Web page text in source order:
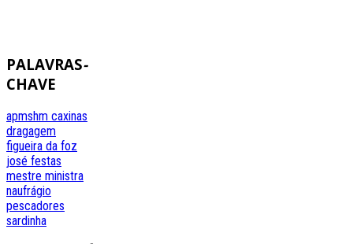
PALAVRAS-
CHAVE
apmshm caxinas
dragagem
figueira da foz
josé festas
mestre ministra
naufrágio
pescadores
sardinha